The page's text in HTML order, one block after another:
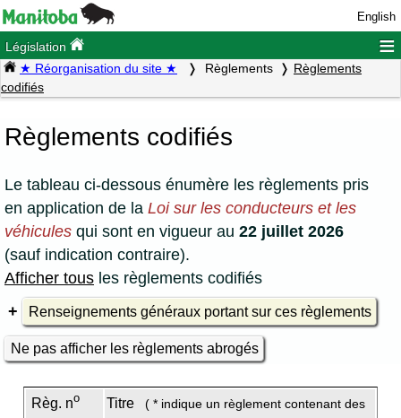
English
Législation ≡
★ Réorganisation du site ★ Règlements
Règlements
codifiés
Règlements codifiés
Le tableau ci-dessous énumère les règlements pris
en application de la Loi sur les conducteurs et les
véhicules qui sont en vigueur au 22 juillet 2026
(sauf indication contraire).
Afficher tous les règlements codifiés
Renseignements généraux portant sur ces règlements
Ne pas afficher les règlements abrogés
Règ. no Titre
( * indique un règlement contenant des